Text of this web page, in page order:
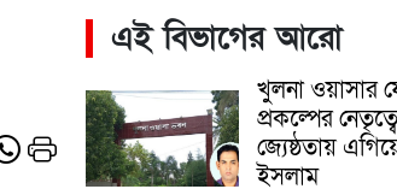
এই বিভাগের আরো
খুলনা ওয়াসার
প্রকল্পের
জ্যেষ্ঠতায়
ইসলাম